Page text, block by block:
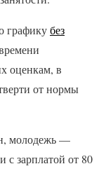
графикубез
оценкам, в
от нормы
молодежь —
с зарплатой от 80